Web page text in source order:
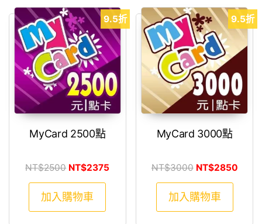
9.5折
MyCard 2500點
NT$2500 原始價格：NT$2500。
NT$2375目前價格：NT$2375。
加入購物車
9.5折
MyCard 3000點
NT$3000 原始價格：
NT$2850目前
加入購物車